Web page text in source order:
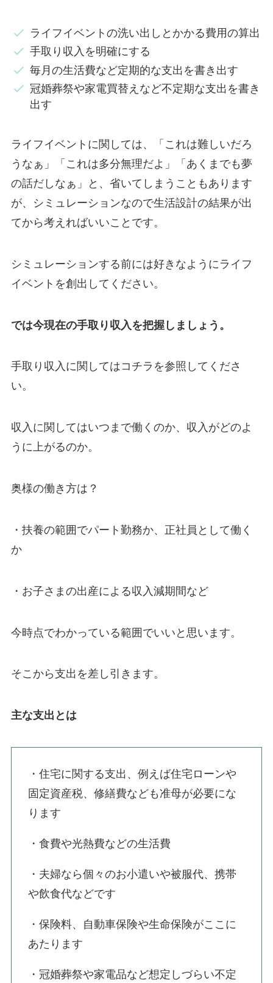
ライフイベントの洗い出しとかかる費用の算出
手取り収入を明確にする
毎月の生活費など定期的な支出を書き出す
冠婚葬祭や家電買替えなど不定期な支出を書き
出す
ライフイベントに関しては、「これは難しいだろ
うなぁ」「これは多分無理だよ」「あくまでも夢
の話だしなぁ」と、省いてしまうこともあります
が、シミュレーションなので生活設計の結果が出
てから考えればいいことです。
シミュレーションする前には好きなようにライフ
イベントを創出してください。
では今現在の手取り収入を把握しましょう。
手取り収入に関してはコチラを参照してくださ
い。
収入に関してはいつまで働くのか、収入がどのよ
うに上がるのか。
奥様の働き方は？
・扶養の範囲でパート勤務か、正社員として働く
か
・お子さまの出産による収入減期間など
今時点でわかっている範囲でいいと思います。
そこから支出を差し引きます。
主な支出とは
・住宅に関する支出、例えば住宅ローンや
固定資産税、修繕費なども准母が必要にな
ります
・食費や光熱費などの生活費
・夫婦なら個々のお小遣いや被服代、携帯
や飲食代などです
・保険料、自動車保険や生命保険がここに
あたります
・冠婚葬祭や家電品など想定しづらい不定